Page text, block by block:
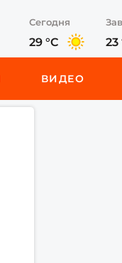
Сегодня
29 °C 23
ВИДЕО